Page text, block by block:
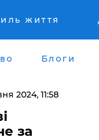
життя
Блоги
2024, 11:58
за